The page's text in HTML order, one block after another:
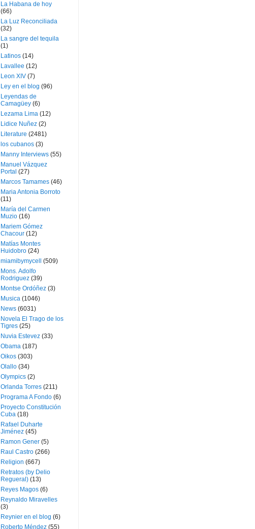
La Habana de hoy
(66)
La Luz Reconciliada
(32)
La sangre del tequila
(1)
Latinos (14)
Lavallee (12)
Leon XIV (7)
Ley en el blog (96)
Leyendas de
Camagüey (6)
Lezama Lima (12)
Lidice Nuñez (2)
Literature (2481)
los cubanos (3)
Manny Interviews (55)
Manuel Vázquez
Portal (27)
Marcos Tamames (46)
Maria Antonia Borroto
(11)
María del Carmen
Muzio (16)
Mariem Gómez
Chacour (12)
Matías Montes
Huidobro (24)
miamibymycell
(509)
Mons. Adolfo
Rodriguez (39)
Montse Ordóñez (3)
Musica (1046)
News (6031)
Novela El Trago de los
Tigres (25)
Nuvia Estevez (33)
Obama (187)
Oikos (303)
Olallo (34)
Olympics (2)
Orlanda Torres (211)
Programa A Fondo (6)
Proyecto Constitución
Cuba (18)
Rafael Duharte
Jiménez (45)
Ramon Gener (5)
Raul Castro (266)
Religion (667)
Retratos (by Delio
Regueral) (13)
Reyes Magos (6)
Reynaldo Miravelles
(3)
Reynier en el blog (6)
Roberto Méndez (55)